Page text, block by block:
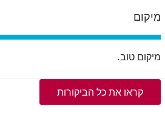
מיקום
מיקום טוב.
קראו את כל הביקורות